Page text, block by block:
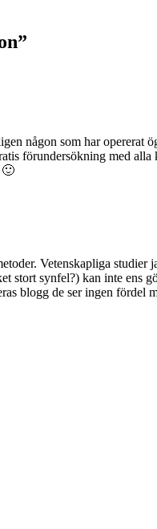
”
någon som har
förundersökning med
🙂
Vetenskapliga
stort synfel?) kan inte
blogg de ser ingen